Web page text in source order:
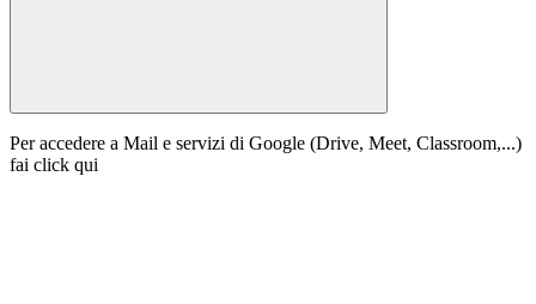
Per accedere a Mail e servizi di Google (Drive, Meet, Classroom,...)
fai click qui